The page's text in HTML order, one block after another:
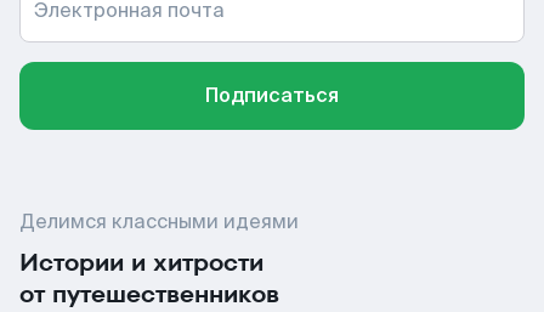
Электронная почта
Подписаться
Делимся классными идеями
Истории и хитрости
от путешественников